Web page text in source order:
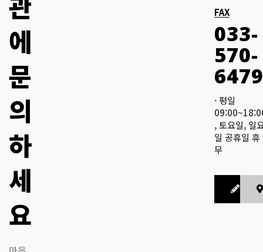
에
문
의
하
세
요
FAX
033-
570-
6479
· 평일
, 토요일, 일
일 공휴일 휴
무
Q&A